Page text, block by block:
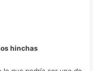
hinchas